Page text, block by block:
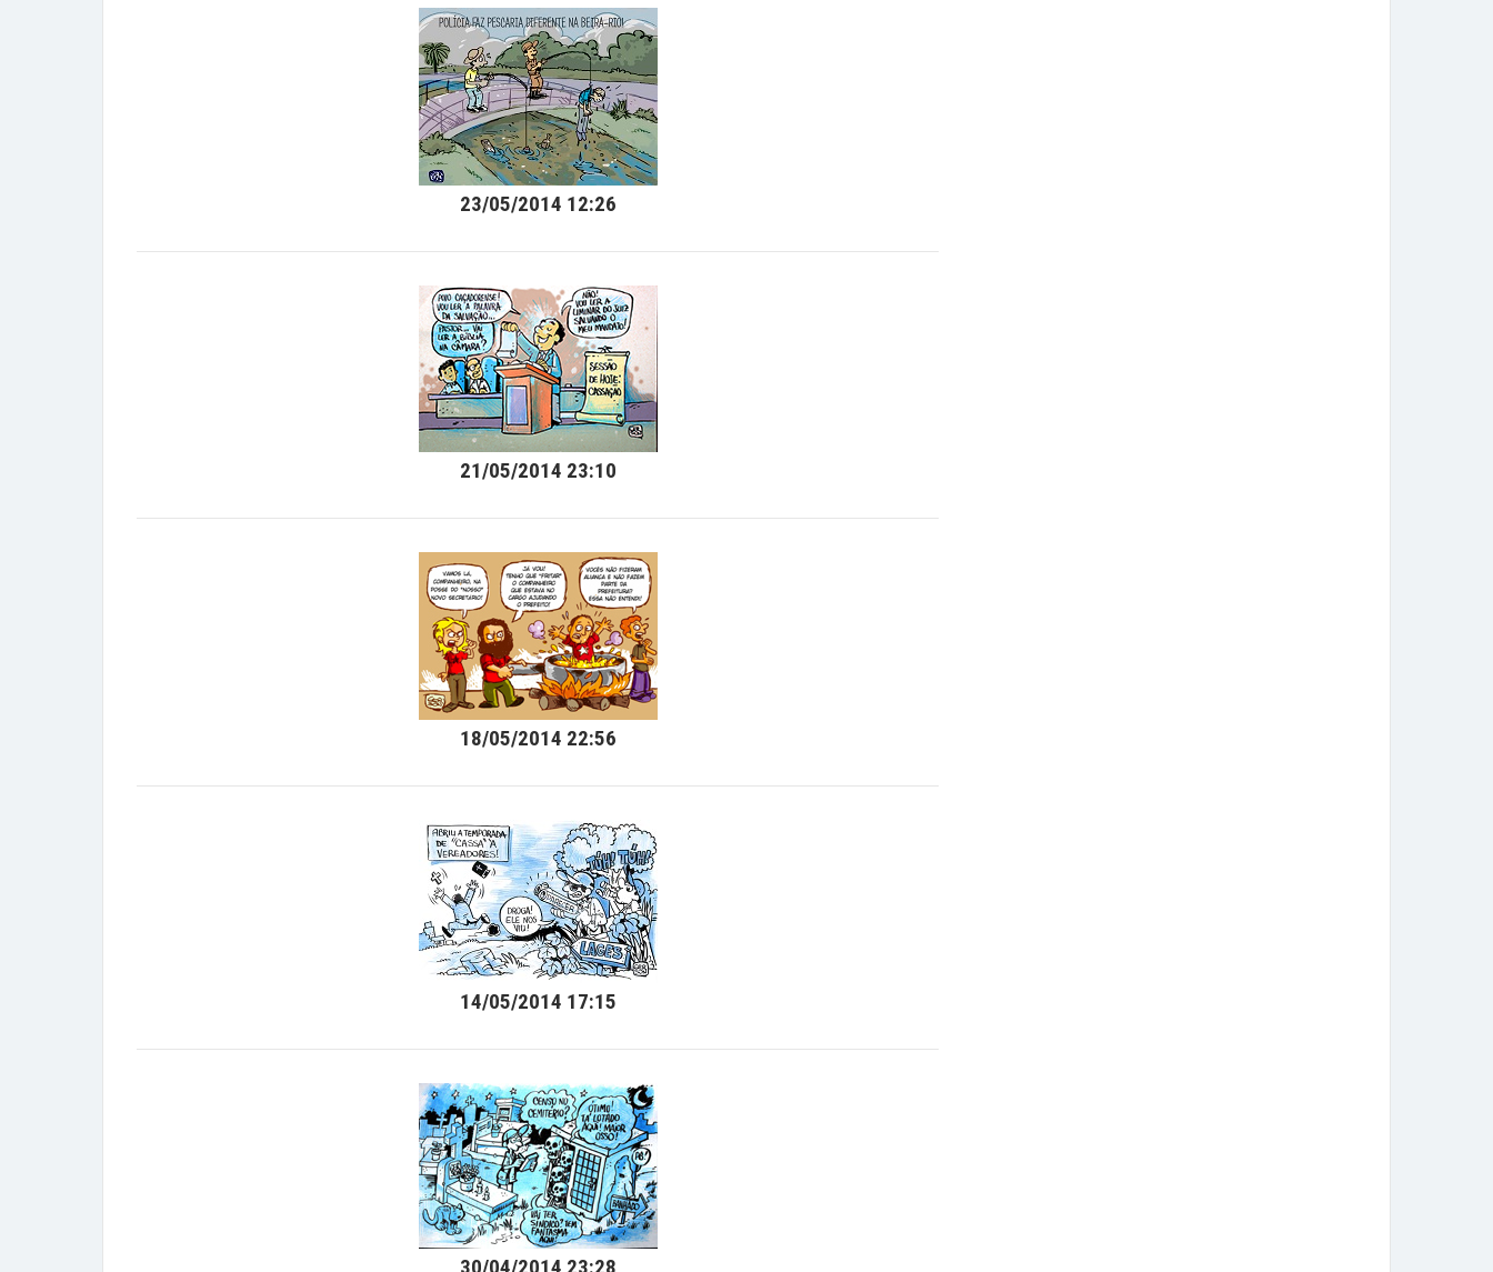
23/05/2014 12:26
21/05/2014 23:10
18/05/2014 22:56
14/05/2014 17:15